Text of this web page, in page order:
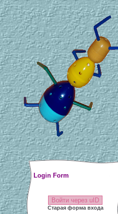
Login Form
Войти через uID
Старая форма входа